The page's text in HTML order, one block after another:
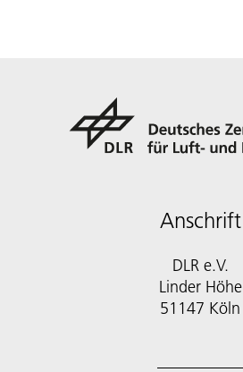
Anschrift
DLR e.V.
Linder Höhe
51147 Köln